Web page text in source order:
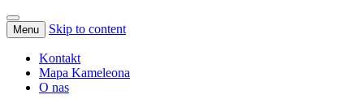
Menu Skip to content
Kontakt
Mapa Kameleona
O nas